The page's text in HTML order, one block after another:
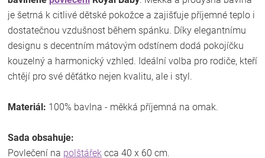
je šetrná k citlivé dětské pokožce a zajišťuje příjemné teplo i
dostatečnou vzdušnost během spánku. Díky elegantnímu
designu s decentním mátovým odstínem dodá pokojíčku
kouzelný a harmonický vzhled. Ideální volba pro rodiče, kteří
chtějí pro své děťátko nejen kvalitu, ale i styl.
Materiál: 100% bavlna - měkká příjemná na omak.
Sada obsahuje:
Povlečení na polštářek cca 40 x 60 cm.